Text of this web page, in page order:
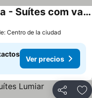
Pousada Rural Toca da Toca - Suítes com varanda em Lumiar
Centro de la ciudad
Ver precios
Compartir